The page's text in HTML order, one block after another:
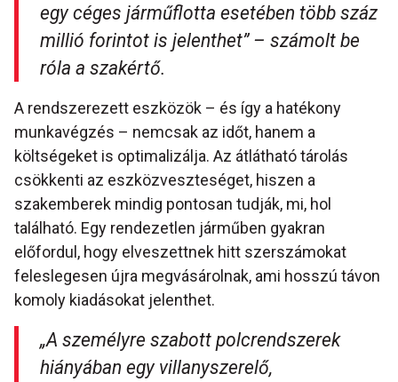
egy céges járműflotta esetében több száz
millió forintot is jelenthet”– számolt be
róla a szakértő.
A rendszerezett eszközök – és így a hatékony
munkavégzés – nemcsak az időt, hanem a
költségeket is optimalizálja. Az átlátható tárolás
csökkenti az eszközveszteséget, hiszen a
szakemberek mindig pontosan tudják, mi, hol
található. Egy rendezetlen járműben gyakran
előfordul, hogy elveszettnek hitt szerszámokat
feleslegesen újra megvásárolnak, ami hosszú távon
komoly kiadásokat jelenthet.
„A személyre szabott polcrendszerek
hiányában egy villanyszerelő,